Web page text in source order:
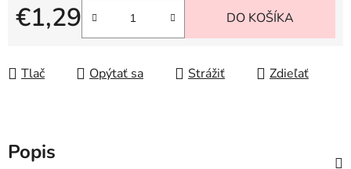
€1,29
Jednotková cena:
DO KOŠÍKA
Tlač Opýtať sa Strážiť Zdieľať
Popis